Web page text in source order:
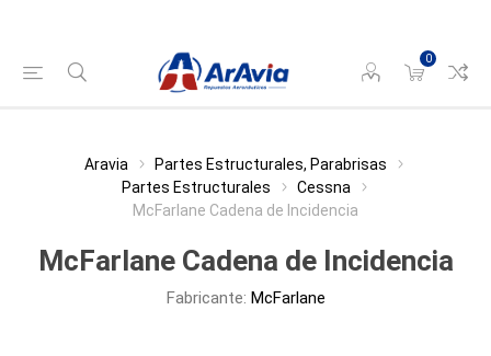
0
Aravia
Partes Estructurales, Parabrisas
Partes Estructurales
Cessna
McFarlane Cadena de Incidencia
McFarlane Cadena de Incidencia
Fabricante: McFarlane